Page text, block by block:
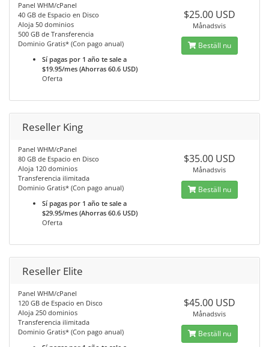
Panel WHM/cPanel
40 GB de Espacio en Disco
Aloja 50 dominios
500 GB de Transferencia
Dominio Gratis* (Con pago anual)
Sí pagas por 1 año te sale a
$19.95/mes (Ahorras 60.6 USD)
Oferta
$25.00 USD
Månadsvis
Beställ nu
Reseller King
Panel WHM/cPanel
80 GB de Espacio en Disco
Aloja 120 dominios
Transferencia ilimitada
Dominio Gratis* (Con pago anual)
Sí pagas por 1 año te sale a
$29.95/mes (Ahorras 60.6 USD)
Oferta
$35.00 USD
Månadsvis
Beställ nu
Reseller Elite
Panel WHM/cPanel
120 GB de Espacio en Disco
Aloja 250 dominios
Transferencia ilimitada
Dominio Gratis* (Con pago anual)
$45.00 USD
Månadsvis
Beställ nu